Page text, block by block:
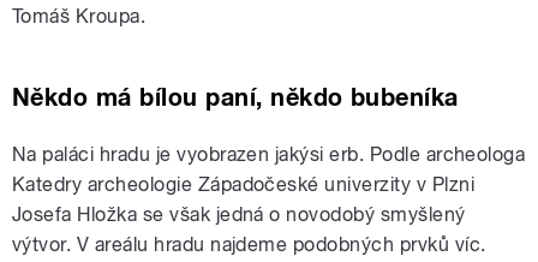
Tomáš Kroupa.
Někdo má bílou paní, někdo bubeníka
Na paláci hradu je vyobrazen jakýsi erb. Podle archeologa
Katedry archeologie Západočeské univerzity v Plzni
Josefa Hložka se však jedná o novodobý smyšlený
výtvor. V areálu hradu najdeme podobných prvků víc.